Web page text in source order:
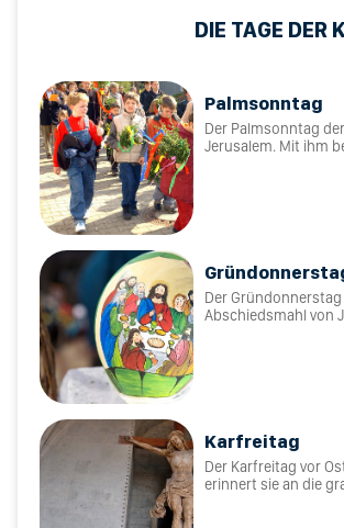
DIE TAGE DER
Palmsonntag
Der Palmsonntag
Jerusalem. Mit ihm
Der
Abschiedsmahl von
Karfreitag
Der Karfreitag vor
erinnert sie an die